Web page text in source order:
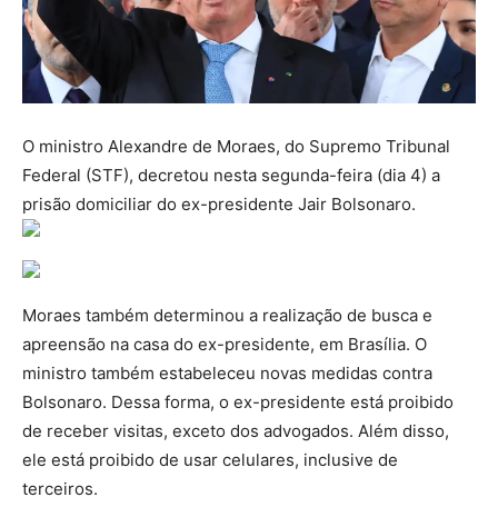
O ministro Alexandre de Moraes, do Supremo Tribunal
Federal (STF), decretou nesta segunda-feira (dia 4) a
prisão domiciliar do ex-presidente Jair Bolsonaro.
Moraes também determinou a realização de busca e
apreensão na casa do ex-presidente, em Brasília. O
ministro também estabeleceu novas medidas contra
Bolsonaro. Dessa forma, o ex-presidente está proibido
de receber visitas, exceto dos advogados. Além disso,
ele está proibido de usar celulares, inclusive de
terceiros.